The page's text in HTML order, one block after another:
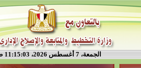
الجمعة، 7 أغسطس 2026، 11:15:04 ص